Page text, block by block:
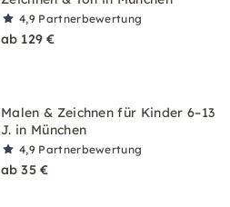
4,9 Partnerbewertung
ab 129 €
Malen & Zeichnen für Kinder 6–13
J. in München
4,9 Partnerbewertung
ab 35 €